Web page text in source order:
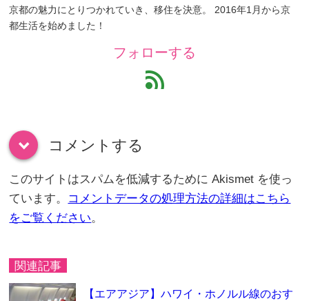
京都の魅力にとりつかれていき、移住を決意。 2016年1月から京
都生活を始めました！
フォローする
feed
down コメントする
このサイトはスパムを低減するために Akismet を使っ
ています。 コメントデータの処理方法の詳細はこちら
をご覧ください。
関連記事
【エアアジア】ハワイ・ホノルル線のおす